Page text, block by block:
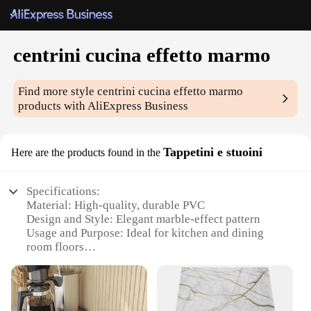
centrini cucina effetto marmo
Find more stylecentrini cucina effetto marmo
products with AliExpress Business
Here are the products found in the Tappetini e stuoini
Specifications:
Material: High-quality, durable PVC
Design and Style: Elegant marble-effect pattern
Usage and Purpose: Ideal for kitchen and dining
room floors
Performance and Property: Non-slip, easy to clean
Quantity: Available in sets for convenient
purchasing